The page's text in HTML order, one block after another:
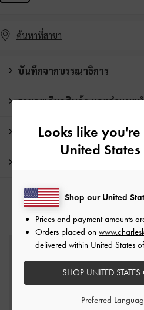
ค้นหาที่สาขา
บันทึกจากบรรณาธิการ
รายละเอียดสินค้า และคำแนะ
โปรโมชั่น
คุณอาจจะช
Looks like
United
Shop our United
Prices and payment amounts
Orders placed on
delivered within United States
SHOP UNITED
Preferred